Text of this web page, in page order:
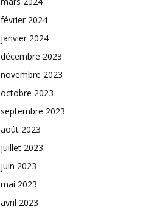
février 2024
janvier 2024
décembre 2023
novembre 2023
octobre 2023
septembre 2023
août 2023
juillet 2023
juin 2023
mai 2023
avril 2023